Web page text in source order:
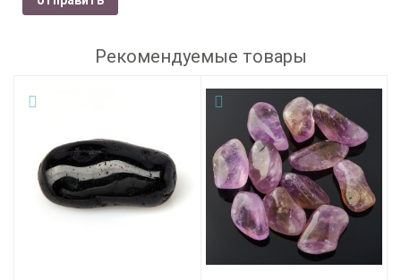
Рекомендуемые товары